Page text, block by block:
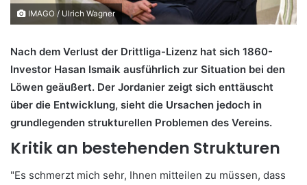
IMAGO / Ulrich Wagner
Nach dem Verlust der Drittliga-Lizenz hat sich 1860-
Investor Hasan Ismaik ausführlich zur Situation bei den
Löwen geäußert. Der Jordanier zeigt sich enttäuscht
über die Entwicklung, sieht die Ursachen jedoch in
grundlegenden strukturellen Problemen des Vereins.
Kritik an bestehenden Strukturen
"Es schmerzt mich sehr, Ihnen mitteilen zu müssen, dass